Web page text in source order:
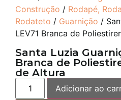
Construção / Rodapé,
Rodateto / Guarnição /
LEV71 Branca de
Santa Luzia
Branca de
de Altura
Adicionar ao